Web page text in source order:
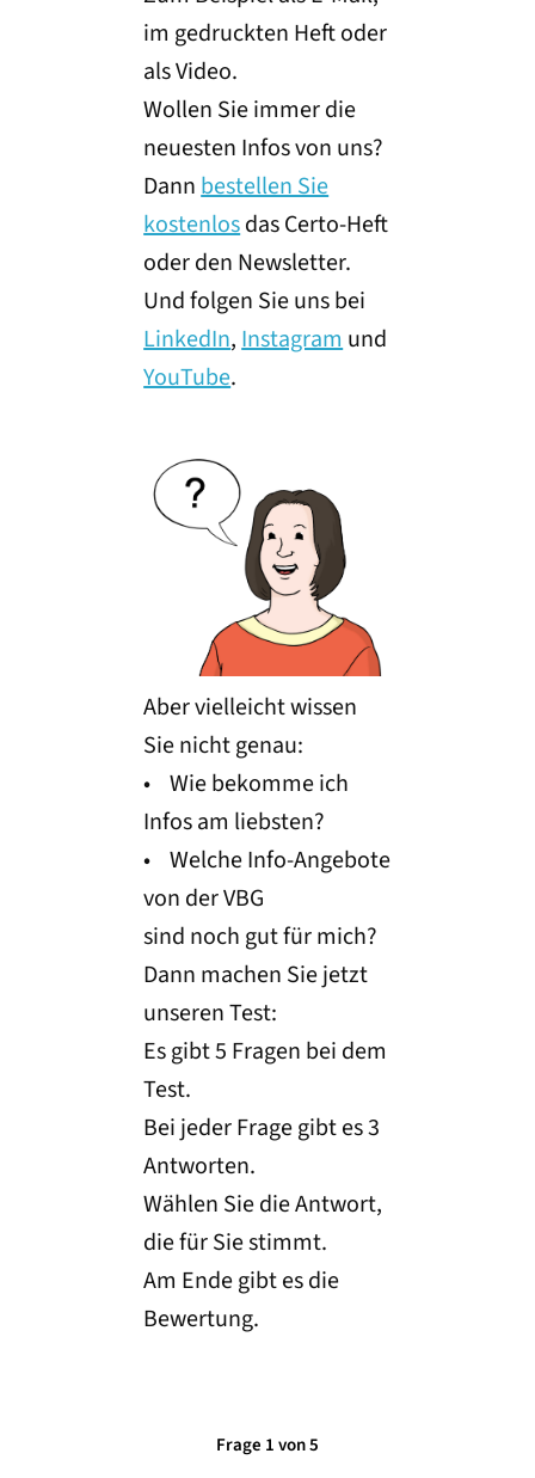
im gedruckten Heft oder
als Video.
Wollen Sie immer die
neuesten Infos von uns?
Dannbestellen Sie
kostenlosdas Certo-Heft
oder den Newsletter.
Und folgen Sie uns bei
LinkedIn,Instagramund
YouTube.
Aber vielleicht wissen
Sie nicht genau:
• Wie bekomme ich
Infos am liebsten?
• Welche Info-Angebote
von der VBG
sind noch gut für mich?
Dann machen Sie jetzt
unseren Test:
Es gibt 5 Fragen bei dem
Test.
Bei jeder Frage gibt es 3
Antworten.
Wählen Sie die Antwort,
die für Sie stimmt.
Am Ende gibt es die
Bewertung.
Frage 1 von 5